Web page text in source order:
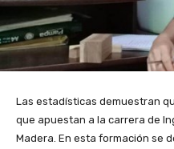
Las estadísticas demuestran
que apuestan a la carrera de
Madera. En esta formación se